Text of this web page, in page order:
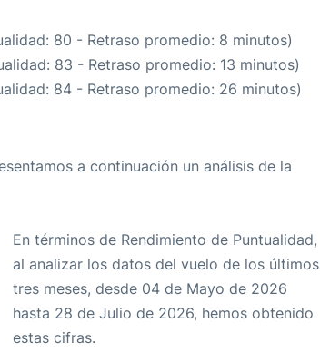
80 - Retraso promedio: 8 minutos)
83 - Retraso promedio: 13 minutos)
84 - Retraso promedio: 26 minutos)
a continuación un análisis de la
En términos de Rendimiento de Puntualidad,
al analizar los datos del vuelo de los últimos
tres meses, desde 04 de Mayo de 2026
hasta 28 de Julio de 2026, hemos obtenido
estas cifras.